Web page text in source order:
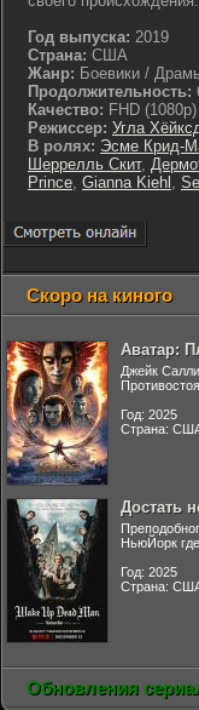
Год выпуска: 2019
Страна: США
Жанр: Боевики /
Продолжительность:
Качество: FHD (1080p)
Режиссер: Угла
В ролях: Эсме Крид-
Шеррелль Скит,
Prince, Gianna Kiehl ,
Скоро на киного
Аватар:
Джейк
Год: 2025
Страна:
Достать
НьюЙорк
Год: 2025
Страна:
Обновления